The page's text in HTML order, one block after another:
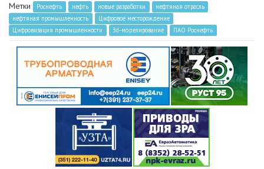
Метки Роснефть нефть новые разработки
нефтяная отрасль
нефтяная промышленность
Цифровое месторождение
Цифровизация промышленности
3d-моделирование ПАО Роснефть